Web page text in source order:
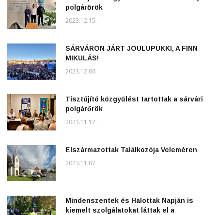
polgárőrök
2023.12.15.
SÁRVÁRON JÁRT JOULUPUKKI, A FINN
MIKULÁS!
2023.12.06.
Tisztújító közgyűlést tartottak a sárvári
polgárőrök
2023.11.12.
Elszármazottak Találkozója Veleméren
2023.11.07.
Mindenszentek és Halottak Napján is
kiemelt szolgálatokat láttak el a